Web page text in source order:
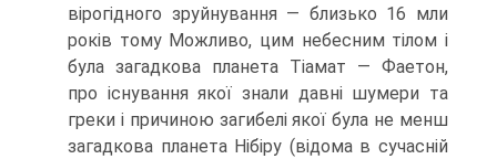
вірогідного зруйнування — близько 16 мли
років тому Можливо, цим небесним тілом і
була загадкова планета Тіамат — Фаетон,
про існування якої знали давні шу­мери та
греки і причиною загибелі якої була не менш
загадкова планета Нібіру (відома в сучасній